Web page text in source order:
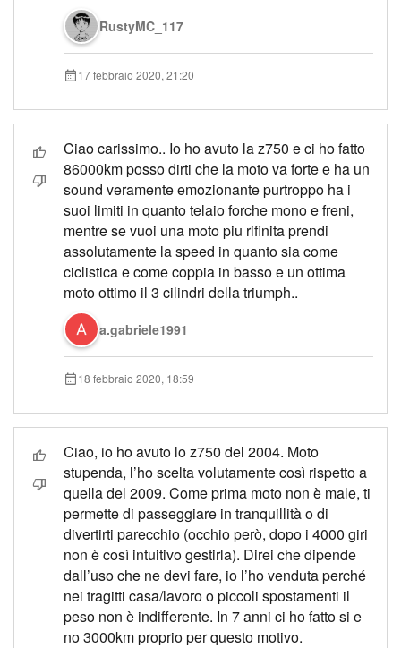
RustyMC_117
17 febbraio 2020, 21:20
Ciao carissimo.. Io ho avuto la z750 e ci ho fatto
86000km posso dirti che la moto va forte e ha un
sound veramente emozionante purtroppo ha i
suoi limiti in quanto telaio forche mono e freni,
mentre se vuoi una moto piu rifinita prendi
assolutamente la speed in quanto sia come
ciclistica e come coppia in basso e un ottima
moto ottimo il 3 cilindri della triumph..
a.gabriele1991
18 febbraio 2020, 18:59
Ciao, io ho avuto lo z750 del 2004. Moto
stupenda, l’ho scelta volutamente così rispetto a
quella del 2009. Come prima moto non è male, ti
permette di passeggiare in tranquillità o di
divertirti parecchio (occhio però, dopo i 4000 giri
non è così intuitivo gestirla). Direi che dipende
dall’uso che ne devi fare, io l’ho venduta perché
nei tragitti casa/lavoro o piccoli spostamenti il
peso non è indifferente. In 7 anni ci ho fatto si e
no 3000km proprio per questo motivo.